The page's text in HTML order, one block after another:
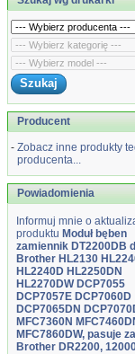
Producent
- Zobacz inne produkty
producenta...
Powiadomienia
Informuj mnie o
produktu Moduł bęben
zamiennik DT2200DB
Brother HL2130
HL2240D HL2250DN
HL2270DW DCP7055
DCP7057E DCP7060D
DCP7065DN
MFC7360N
MFC7860DW, pasuje
Brother DR2200,